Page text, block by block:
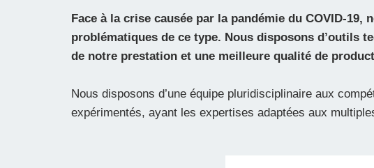
Face à la crise causée par la pandémie du COVID-
problématiques de ce type. Nous disposons d’outils
de notre prestation et une meilleure qualité de
Nous disposons d’une équipe pluridisciplinaire aux
expérimentés, ayant les expertises adaptées aux